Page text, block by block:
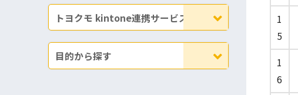
トヨクモ kintone連携サービス
目的から探す
1
5
1
6